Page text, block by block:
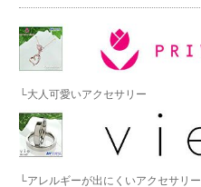
└大人可愛いアクセサリー
└アレルギーが出にくいアクセサリー